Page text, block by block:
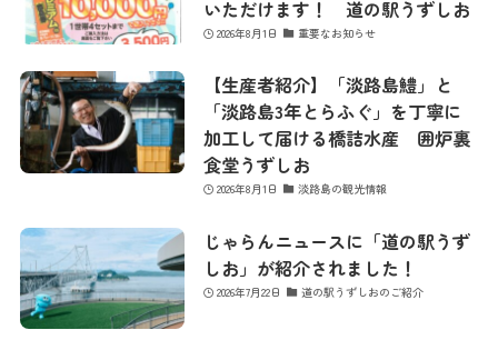
最新情報
コンセプト
コンテンツ
いただけます！ 道の駅うずしお
2026年8月1日 重要なお知らせ
【生産者紹介】「淡路島鱧」と
「淡路島3年とらふぐ」を丁寧に
加工して届ける橋詰水産 囲炉裏
食堂うずしお
2026年8月1日 淡路島の観光情報
じゃらんニュースに「道の駅うず
しお」が紹介されました！
2026年7月22日 道の駅うずしおのご紹介